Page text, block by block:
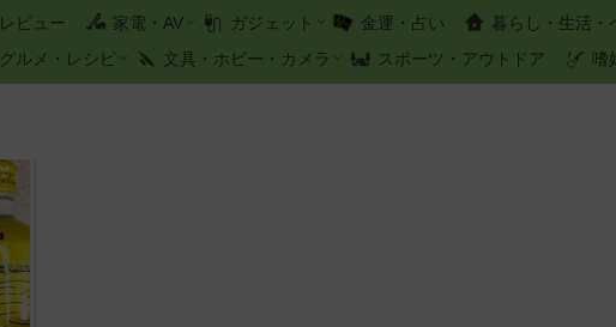
レビュー 家電・AV ガジェット 金運・占い 暮らし・生活・
グルメ・レシピ
文具・ホビー・カメラ スポーツ・アウトドア 嗜